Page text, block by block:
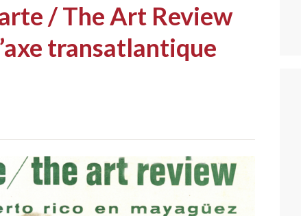
/ The Art Review
transatlantique